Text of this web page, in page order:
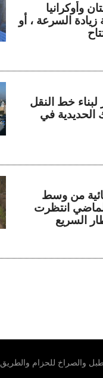
وأوكرانيا
السرعة ، أو
لبناء خط النقل
في
من وسط
انتظرت
السريع
والصراخ للحزام والطريق